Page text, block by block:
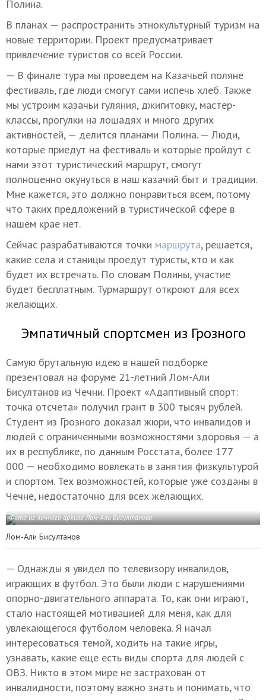
Полина.
В планах — распространить этнокультурный туризм на
новые территории. Проект предусматривает
привлечение туристов со всей России.
— В финале тура мы проведем на Казачьей поляне
фестиваль, где люди смогут сами испечь хлеб. Также
мы устроим казачьи гуляния, джигитовку, мастер-
классы, прогулки на лошадях и много других
активностей, — делится планами Полина. — Люди,
которые приедут на фестиваль и которые пройдут с
нами этот туристический маршрут, смогут
полноценно окунуться в наш казачий быт и традиции.
Мне кажется, это должно понравиться всем, потому
что таких предложений в туристической сфере в
нашем крае нет.
Сейчас разрабатываются точки маршрута, решается,
какие села и станицы проедут туристы, кто и как
будет их встречать. По словам Полины, участие
будет бесплатным. Турмаршрут откроют для всех
желающих.
Эмпатичный спортсмен из Грозного
Самую брутальную идею в нашей подборке
презентовал на форуме 21-летний Лом-Али
Бисултанов из Чечни. Проект «Адаптивный спорт:
точка отсчета» получил грант в 300 тысяч рублей.
Студент из Грозного доказал жюри, что инвалидов и
людей с ограниченными возможностями здоровья — а
их в республике, по данным Росстата, более 177
000 — необходимо вовлекать в занятия физкультурой
и спортом. Тех возможностей, которые уже созданы в
Чечне, недостаточно для всех желающих.
Фото из личного архива Лом-Али Бисултанова
Лом-Али Бисултанов
— Однажды я увидел по телевизору инвалидов,
играющих в футбол. Это были люди с нарушениями
опорно-двигательного аппарата. То, как они играют,
стало настоящей мотивацией для меня, как для
увлекающегося футболом человека. Я начал
интересоваться темой, ходить на такие игры,
узнавать, какие еще есть виды спорта для людей с
ОВЗ. Никто в этом мире не застрахован от
инвалидности, поэтому важно знать и понимать, что